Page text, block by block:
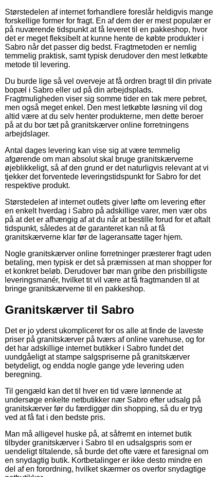
Størstedelen af internet forhandlere foreslår heldigvis mange
forskellige former for fragt. En af dem der er mest populær er
på nuværende tidspunkt at få leveret til en pakkeshop, hvor
det er meget fleksibelt at kunne hente de købte produkter i
Sabro når det passer dig bedst. Fragtmetoden er nemlig
temmelig praktisk, samt typisk derudover den mest letkøbte
metode til levering.
Du burde lige så vel overveje at få ordren bragt til din private
bopæl i Sabro eller ud på din arbejdsplads.
Fragtmuligheden viser sig somme tider en tak mere pebret,
men også meget enkel. Den mest letkøbte løsning vil dog
altid være at du selv henter produkterne, men dette beroer
på at du bor tæt på granitskærver online forretningens
arbejdslager.
Antal dages levering kan vise sig at være temmelig
afgørende om man absolut skal bruge granitskærverne
øjeblikkeligt, så af den grund er det naturligvis relevant at vi
tjekker det forventede leveringstidspunkt for Sabro for det
respektive produkt.
Størstedelen af internet outlets giver løfte om levering efter
en enkelt hverdag i Sabro på adskillige varer, men vær obs
på at det er afhængig af at du når at bestille forud for et aftalt
tidspunkt, således at de garanteret kan nå at få
granitskærverne klar før de lageransatte tager hjem.
Nogle granitskærver online forretninger præsterer fragt uden
betaling, men typisk er det så præmissen at man shopper for
et konkret beløb. Derudover bør man gribe den prisbilligste
leveringsmanér, hvilket tit vil være at få fragtmanden til at
bringe granitskærverne til en pakkeshop.
Granitskærver til Sabro
Det er jo yderst ukompliceret for os alle at finde de laveste
priser på granitskærver på tværs af online varehuse, og for
det har adskillige internet butikker i Sabro fundet det
uundgåeligt at stampe salgspriserne på granitskærver
betydeligt, og endda nogle gange yde levering uden
beregning.
Til gengæld kan det til hver en tid være lønnende at
undersøge enkelte netbutikker nær Sabro efter udsalg på
granitskærver før du færdiggør din shopping, så du er tryg
ved at få fat i den bedste pris.
Man må alligevel huske på, at såfremt en internet butik
tilbyder granitskærver i Sabro til en udsalgspris som er
uendeligt tiltalende, så burde det ofte være et faresignal om
en snydagtig butik. Kortbetalinger er ikke desto mindre en
del af en forordning, hvilket skærmer os overfor snydagtige